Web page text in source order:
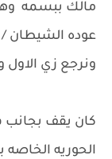
مالك ببسمه
عوده الشيطان
ونرجع زي الاول
كان يقف بجانب
الحوريه